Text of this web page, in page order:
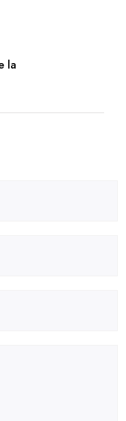
la